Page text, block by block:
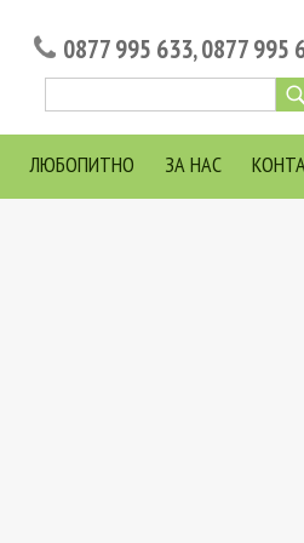
0877 995 633,0877 995
ЛЮБОПИТНО ЗА НАС